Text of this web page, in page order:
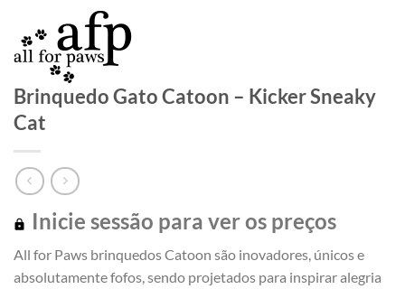
Brinquedo Gato Catoon – Kicker Sneaky
Cat
Inicie sessão para ver os preços
All for Paws brinquedos Catoon são inovadores, únicos e
absolutamente fofos, sendo projetados para inspirar alegria